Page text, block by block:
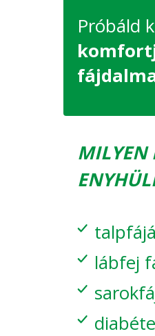
Próbáld
MILYEN
lábfej